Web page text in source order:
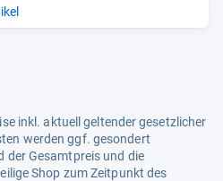
inkl. aktuell geltender gesetzlicher
werden ggf. gesondert
der Gesamtpreis und die
Shop zum Zeitpunkt des